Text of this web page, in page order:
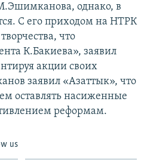
однако, в
С его приходом на НТРК
что
К.Бакиева», заявил
акции своих
заявил «Азаттык», что
оставлять насиженные
реформам.
us